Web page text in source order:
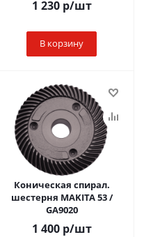
1 230р/шт
В корзину
Коническая спирал.
шестерня MAKITA 53 /
GA9020
1 400р/шт